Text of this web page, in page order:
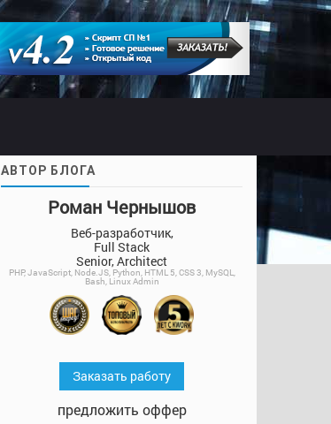
АВТОР БЛОГА
Роман Чернышов
Веб-разработчик,
Full Stack
Senior, Architect
PHP, JavaScript, Node.JS, Python, HTML 5, CSS 3, MySQL,
Bash, Linux Admin
Заказать работу
предложить оффер